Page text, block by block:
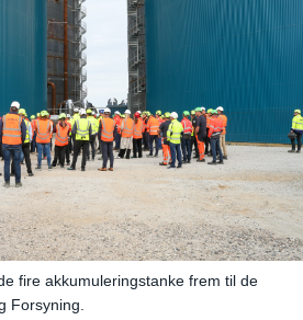
fire akkumuleringstanke frem til de
Forsyning.